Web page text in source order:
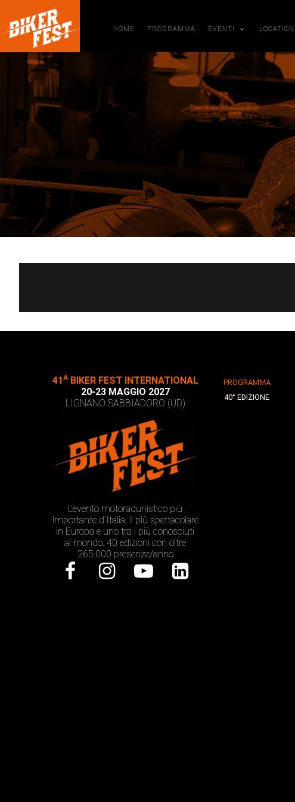
HOME PROGRAMMA EVENTI LOCATION
41 ABIKER FEST INTERNATIONAL
20-23 MAGGIO 2027
LIGNANO SABBIADORO (UD)
L’evento motoradunistico più
importante d’Italia, il più spettacolare
in Europa e uno tra i più conosciuti
al mondo. 40 edizioni con oltre
265.000 presenze/anno
PROGRAMMA
40° EDIZIONE